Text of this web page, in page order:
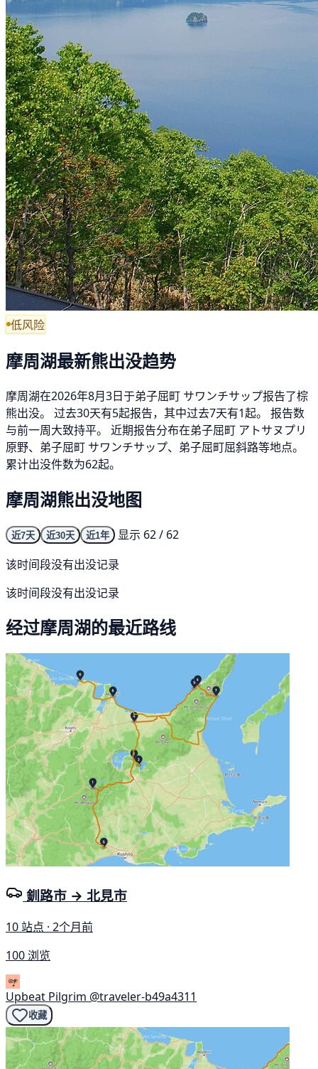
低风险
摩周湖最新熊出没趋势
摩周湖在2026年8月3日于弟子屈町 サワンチサップ报告了棕
熊出没。 过去30天有5起报告，其中过去7天有1起。 报告数
与前一周大致持平。 近期报告分布在弟子屈町 アトサヌプリ
原野、弟子屈町 サワンチサップ、弟子屈町屈斜路等地点。
累计出没件数为62起。
摩周湖熊出没地图
近7天 近30天 近1年
显示 62 / 62
该时间段没有出没记录
该时间段没有出没记录
经过摩周湖的最近路线
釧路市 → 北見市
10 站点 · 2个月前
100 浏览
Upbeat Pilgrim @traveler-b49a4311
收藏